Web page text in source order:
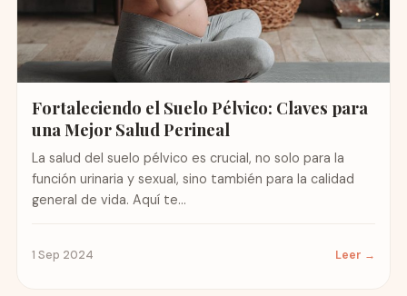
Fortaleciendo el Suelo Pélvico: Claves para
una Mejor Salud Perineal
La salud del suelo pélvico es crucial, no solo para la
función urinaria y sexual, sino también para la calidad
general de vida. Aquí te...
1 Sep 2024 Leer →